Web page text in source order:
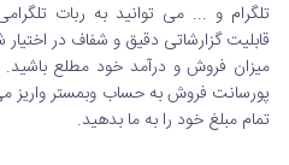
تلگرام و ... می توانید به ربات
قابلیت گزارشاتی دقیق و شفاف در
میزان فروش و درآمد خود مطلع
پورسانت فروش به حساب وبمستر واریز
تمام مبلغ خود را به ما بدهید.